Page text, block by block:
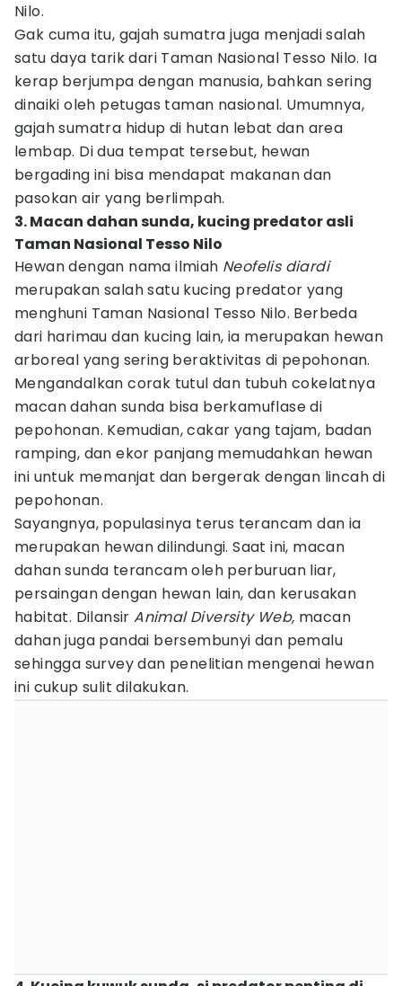
Nilo.
Gak cuma itu, gajah sumatra juga menjadi salah
satu daya tarik dari Taman Nasional Tesso Nilo. Ia
kerap berjumpa dengan manusia, bahkan sering
dinaiki oleh petugas taman nasional. Umumnya,
gajah sumatra hidup di hutan lebat dan area
lembap. Di dua tempat tersebut, hewan
bergading ini bisa mendapat makanan dan
pasokan air yang berlimpah.
3. Macan dahan sunda, kucing predator asli
Taman Nasional Tesso Nilo
Hewan dengan nama ilmiah Neofelis diardi
merupakan salah satu kucing predator yang
menghuni Taman Nasional Tesso Nilo. Berbeda
dari harimau dan kucing lain, ia merupakan hewan
arboreal yang sering beraktivitas di pepohonan.
Mengandalkan corak tutul dan tubuh cokelatnya
macan dahan sunda bisa berkamuflase di
pepohonan. Kemudian, cakar yang tajam, badan
ramping, dan ekor panjang memudahkan hewan
ini untuk memanjat dan bergerak dengan lincah di
pepohonan.
Sayangnya, populasinya terus terancam dan ia
merupakan hewan dilindungi. Saat ini, macan
dahan sunda terancam oleh perburuan liar,
persaingan dengan hewan lain, dan kerusakan
habitat. DilansirAnimal Diversity Web, macan
dahan juga pandai bersembunyi dan pemalu
sehingga survey dan penelitian mengenai hewan
ini cukup sulit dilakukan.